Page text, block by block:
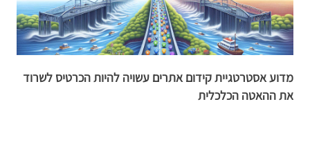
מדוע אסטרטגיית קידום אתרים עשויה להיות הכרטיס לשרוד
את ההאטה הכלכלית